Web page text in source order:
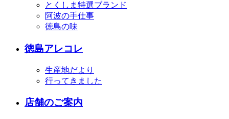
とくしま特選ブランド
阿波の手仕事
徳島の味
徳島アレコレ
生産地だより
行ってきました
店舗のご案内